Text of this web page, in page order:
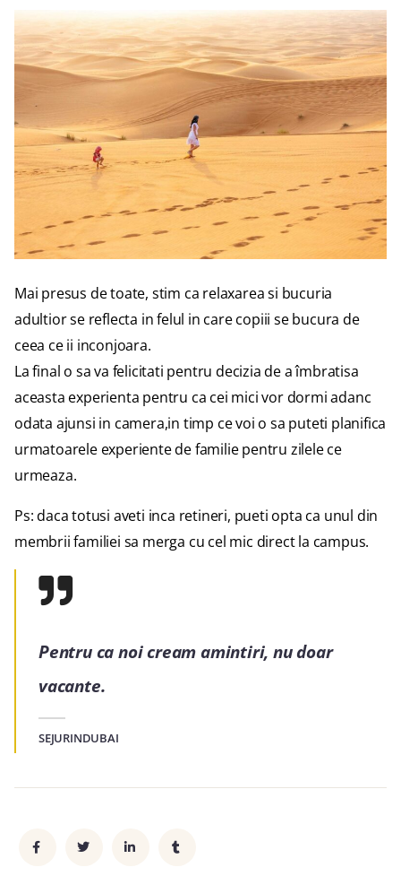
Mai presus de toate, stim ca relaxarea si bucuria
adultior se reflecta in felul in care copiii se bucura de
ceea ce ii inconjoara.
La final o sa va felicitati pentru decizia de a îmbratisa
aceasta experienta pentru ca cei mici vor dormi adanc
odata ajunsi in camera,in timp ce voi o sa puteti planifica
urmatoarele experiente de familie pentru zilele ce
urmeaza.
Ps: daca totusi aveti inca retineri, pueti opta ca unul din
membrii familiei sa merga cu cel mic direct la campus.
Pentru ca noi cream amintiri, nu doar
vacante.
SEJURINDUBAI